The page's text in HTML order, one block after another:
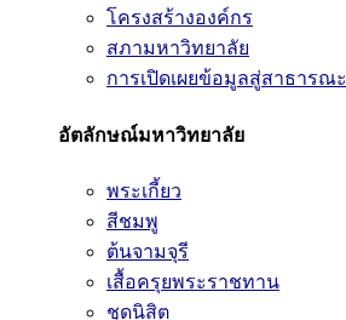
โครงสร้างองค์กร
สภามหาวิทยาลัย
การเปิดเผยข้อมูลสู่สาธารณะ
อัตลักษณ์มหาวิทยาลัย
พระเกี้ยว
สีชมพู
ต้นจามจุรี
เสื้อครุยพระราชทาน
ชุดนิสิต